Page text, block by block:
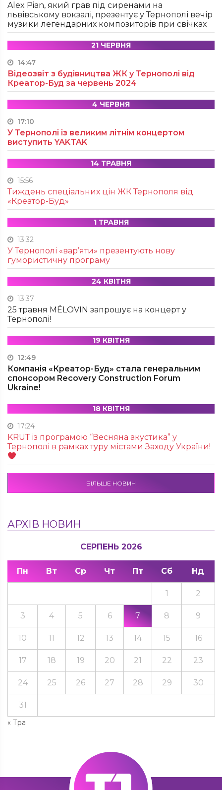
Alex Pian, який грав під сиренами на
львівському вокзалі, презентує у Тернополі вечір
музики легендарних композиторів при свічках
21 ЧЕРВНЯ
14:47
Відеозвіт з будівництва ЖК у Тернополі від
Креатор-Буд за червень 2024
4 ЧЕРВНЯ
17:10
У Тернополі із великим літнім концертом
виступить YAKTAK
14 ТРАВНЯ
15:56
Тиждень спеціальних цін ЖК Тернополя від
«Креатор-Буд»
1 ТРАВНЯ
13:32
У Тернополі «вар’яти» презентують нову
гумористичну програму
24 КВІТНЯ
13:37
25 травня MÉLOVIN запрошує на концерт у
Тернополі!
19 КВІТНЯ
12:49
Компанія «Креатор-Буд» стала генеральним
спонсором Recovery Construction Forum
Ukraine!
18 КВІТНЯ
17:24
KRUТ із програмою “Весняна акустика” у
Тернополі в рамках туру містами Заходу України!
БІЛЬШЕ НОВИН
АРХІВ НОВИН
СЕРПЕНЬ 2026
Пн Вт Ср Чт Пт Сб Нд
« Тра
1 2
3 4 5 6 7 8 9
10 11 12 13 14 15 16
17 18 19 20 21 22 23
24 25 26 27 28 29 30
31